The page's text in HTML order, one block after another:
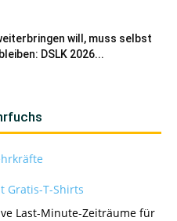
will, muss selbst
DSLK 2026...
Gratis-T-Shirts
Last-Minute-Zeiträume für